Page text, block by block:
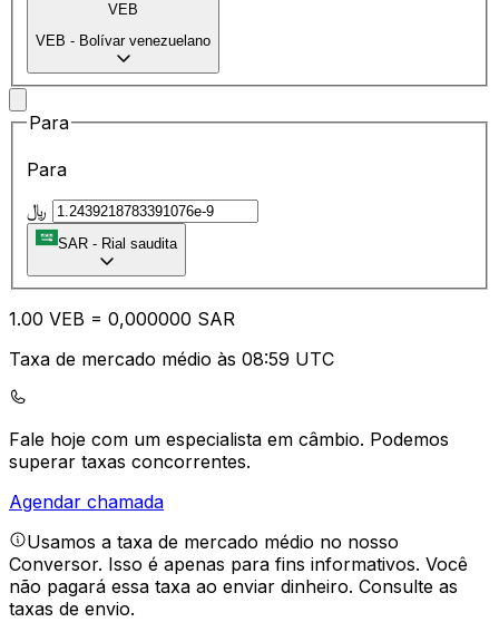
VEB
VEB - Bolívar venezuelano
Para
Para
SAR - Rial saudita
1.00 VEB = 0,000000 SAR
Taxa de mercado médio às 08:59 UTC
Fale hoje com um especialista em câmbio. Podemos
superar taxas concorrentes.
Agendar chamada
Usamos a taxa de mercado médio no nosso
Conversor. Isso é apenas para fins informativos. Você
não pagará essa taxa ao enviar dinheiro. Consulte as
taxas de envio.